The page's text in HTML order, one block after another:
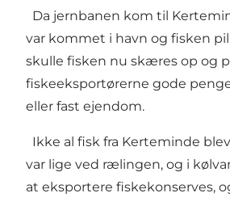
Da jernbanen kom til
var kommet i havn og fisken
skulle fisken nu skæres op og
fiskeeksportørerne gode
eller fast ejendom.
Ikke al fisk fra Kerteminde
var lige ved rælingen, og i
at eksportere fiskekonserves,